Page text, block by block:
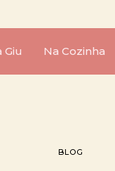
Giu Na Cozinha
BLOG